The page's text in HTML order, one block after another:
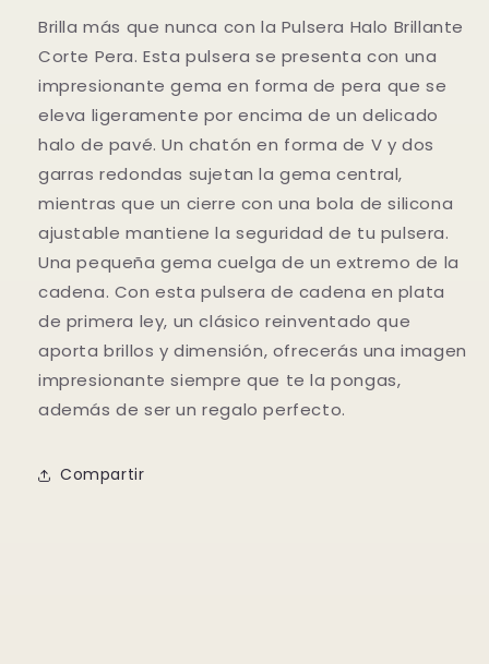
Brilla más que nunca con la Pulsera Halo Brillante
Corte Pera. Esta pulsera se presenta con una
impresionante gema en forma de pera que se
eleva ligeramente por encima de un delicado
halo de pavé. Un chatón en forma de V y dos
garras redondas sujetan la gema central,
mientras que un cierre con una bola de silicona
ajustable mantiene la seguridad de tu pulsera.
Una pequeña gema cuelga de un extremo de la
cadena. Con esta pulsera de cadena en plata
de primera ley, un clásico reinventado que
aporta brillos y dimensión, ofrecerás una imagen
impresionante siempre que te la pongas,
además de ser un regalo perfecto.
Compartir